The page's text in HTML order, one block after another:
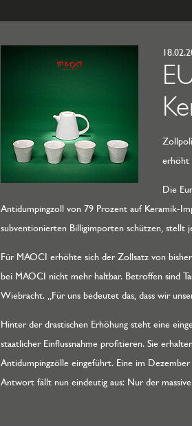
erhöht
Die
Antidumpingzoll von 79 Prozent auf Keramik-
subventionierten Billigimporten schützen, stellt
Für MAOCI erhöhte sich der Zollsatz von
bei MAOCI nicht mehr haltbar. Betroffen sind
Wiebracht. „Für uns bedeutet das, dass wir
Hinter der drastischen Erhöhung steht eine
staatlicher Einflussnahme profitieren. Sie
Antidumpingzölle eingeführt. Eine im
Antwort fällt nun eindeutig aus: Nur der